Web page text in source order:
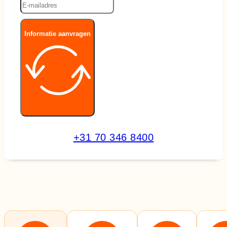
Informatie aanvragen
+31 70 346 8400